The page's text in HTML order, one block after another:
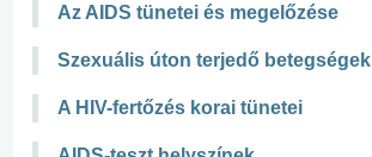
Az AIDS tünetei és megelőzése
Szexuális úton terjedő betegségek
A HIV-fertőzés korai tünetei